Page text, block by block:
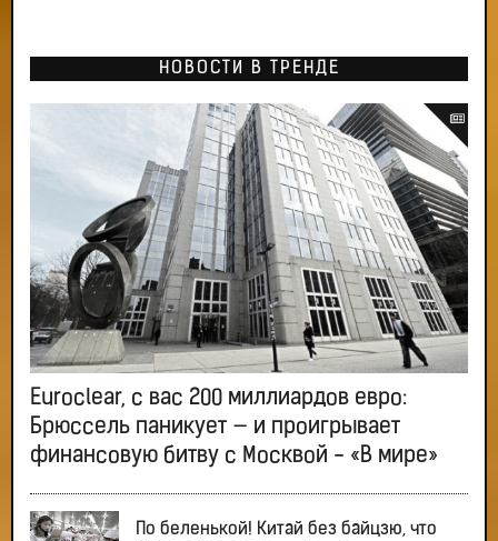
НОВОСТИ В ТРЕНДЕ
Euroclear, с вас 200 миллиардов евро:
Брюссель паникует — и проигрывает
финансовую битву с Москвой - «В мире»
По беленькой! Китай без байцзю, что